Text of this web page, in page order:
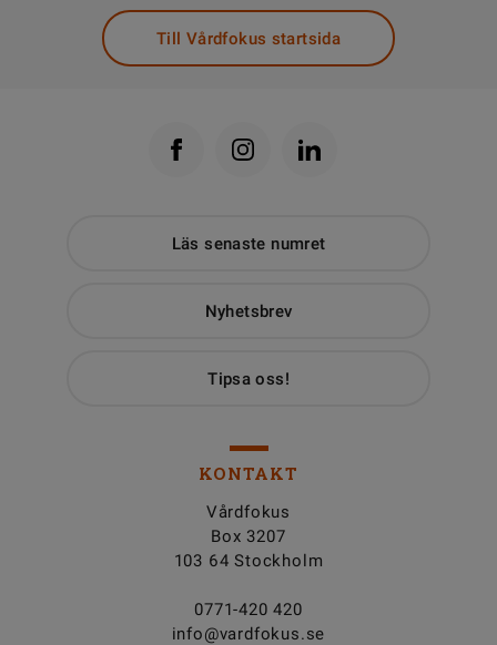
Till Vårdfokus startsida
Läs senaste numret
Nyhetsbrev
Tipsa oss!
KONTAKT
Vårdfokus
Box 3207
103 64 Stockholm
0771-420 420
info@vardfokus.se